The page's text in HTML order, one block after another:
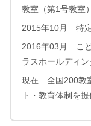
教室（第1号教室
2015年10月 特定
2016年03月 こど
ラスホールディ
現在 全国200教
ト・教育体制を